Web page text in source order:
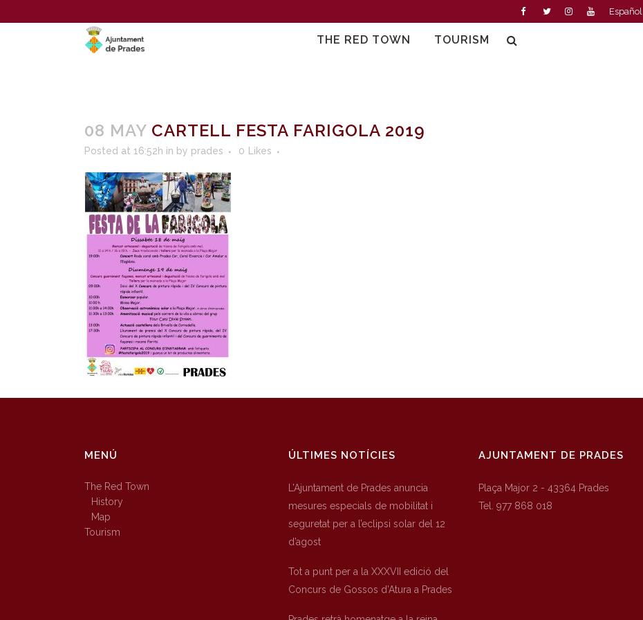
Español
THE RED TOWN TOURISM
08 MAY CARTELL FESTA FARIGOLA 2019
Posted at 16:52h in by prades 0 Likes
MENÚ
The Red Town
History
Map
Tourism
ÚLTIMES NOTÍCIES
L’Ajuntament de Prades anuncia
mesures especials de mobilitat i
seguretat per a l’eclipsi solar del 12
d’agost
Tot a punt per a la XXXVII edició del
Concurs de Gossos d’Atura a Prades
AJUNTAMENT DE PRADES
Plaça Major 2 - 43364 Prades
Tel. 977 868 018